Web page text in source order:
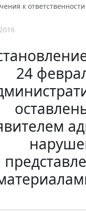
к
24